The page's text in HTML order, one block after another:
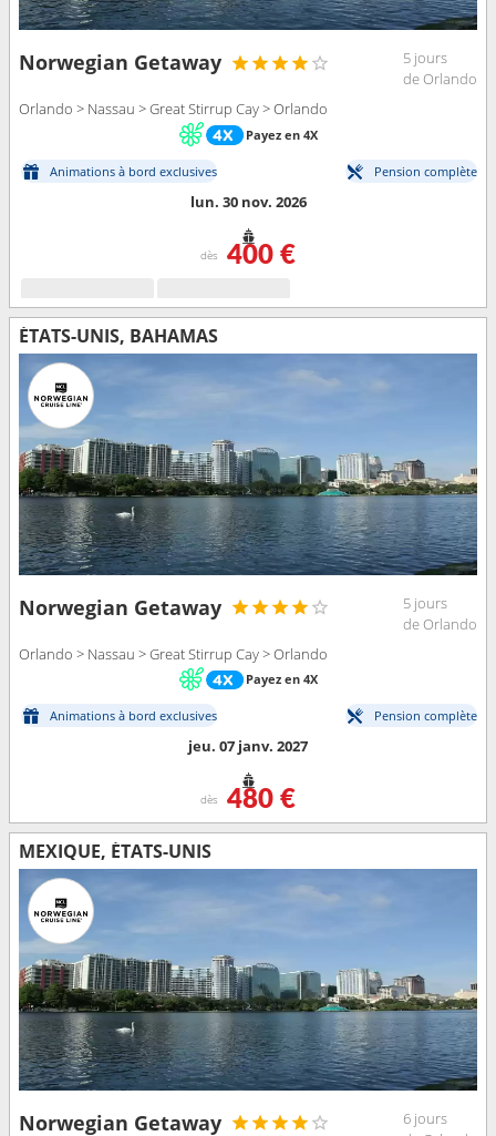
Norwegian Getaway
5 jours
de Orlando
Orlando > Nassau > Great Stirrup Cay > Orlando
Payez en 4X
Animations à bord exclusives Pension complète
lun. 30 nov. 2026
dès 400 €
ÉTATS-UNIS, BAHAMAS
Norwegian Getaway
5 jours
de Orlando
Orlando > Nassau > Great Stirrup Cay > Orlando
Payez en 4X
Animations à bord exclusives Pension complète
jeu. 07 janv. 2027
dès 480 €
MEXIQUE, ÉTATS-UNIS
Norwegian Getaway
6 jours